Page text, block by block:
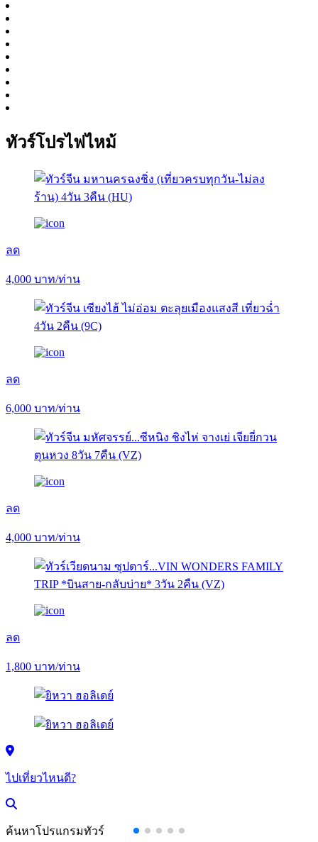
ทัวร์โปรไฟไหม้
ลด
4,000 บาท/ท่าน
ลด
6,000 บาท/ท่าน
ลด
4,000 บาท/ท่าน
ลด
1,800 บาท/ท่าน
ไปเที่ยวไหนดี?
ค้นหาโปรแกรมทัวร์